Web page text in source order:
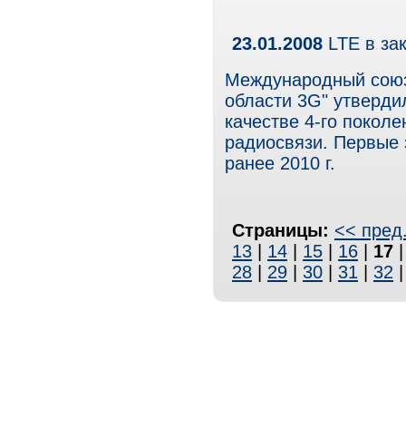
23.01.2008 LTE в
Международный
области 3G"
качестве 4-го
радиосвязи. Первые
ранее 2010 г.
Страницы: <<
13
14 15 16 17
28
29 30 31 32